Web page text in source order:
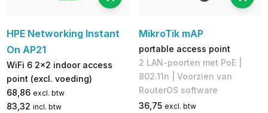
HPE Networking Instant
On AP21
WiFi 6 2x2 indoor access
point (excl. voeding)
68,86 excl. btw
83,32 incl. btw
MikroTik mAP
portable access point
2 LAN-poorten met PoE |
802.11n | ​Voorzien van
RouterOS software
36,75 excl. btw